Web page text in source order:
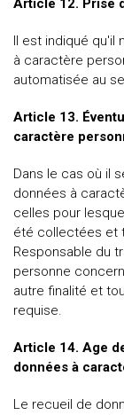
Article 12. Prise
Il est indiqué qu'il
à caractère
automatisée au
Article 13.
caractère
Dans le cas où il
données à
celles pour
été collectées et
Responsable du
personne
autre finalité et
requise.
Article 14. Age
données à
Le recueil de